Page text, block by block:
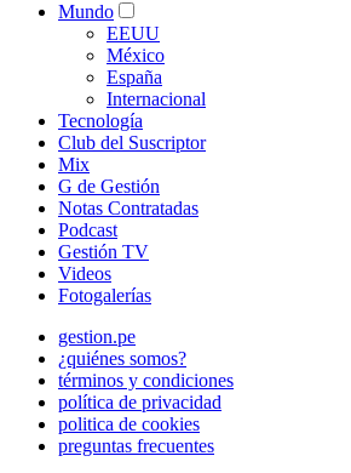
Mundo
EEUU
México
España
Internacional
Tecnología
Club del Suscriptor
Mix
G de Gestión
Notas Contratadas
Podcast
Gestión TV
Videos
Fotogalerías
gestion.pe
¿quiénes somos?
términos y condiciones
política de privacidad
politica de cookies
preguntas frecuentes